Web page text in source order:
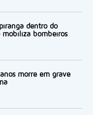
dentro do
mobiliza bombeiros
morre em grave